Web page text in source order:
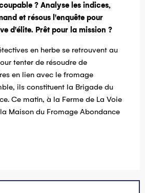
? Analyse les indices,
et résous l'enquête pour
d'élite. Prêt pour la mission ?
en herbe se retrouvent au
tenter de résoudre de
en lien avec le fromage
ils constituent la Brigade du
Ce matin, à la Ferme de La Voie
Maison du Fromage Abondance